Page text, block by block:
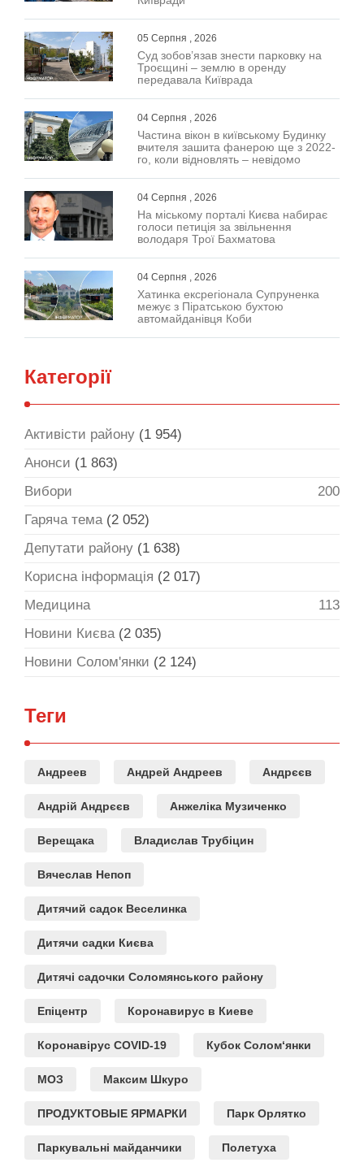
05 Серпня , 2026
Суд зобов’язав знести парковку на
Троєщині – землю в оренду
передавала Київрада
04 Серпня , 2026
Частина вікон в київському Будинку
вчителя зашита фанерою ще з 2022-
го, коли відновлять – невідомо
04 Серпня , 2026
На міському порталі Києва набирає
голоси петиція за звільнення
володаря Трої Бахматова
04 Серпня , 2026
Хатинка ексрегіонала Супруненка
межує з Піратською бухтою
автомайданівця Коби
Категорії
Активісти району (1 954)
Анонси (1 863)
Вибори
200
Гаряча тема(2 052)
Депутати району (1 638)
Корисна інформація (2 017)
Медицина
113
Новини Києва(2 035)
Новини Солом'янки (2 124)
Теги
Андреев Андрей Андреев Андрєєв
Андрій Андрєєв Анжеліка Музиченко
Верещака Владислав Трубіцин
Вячеслав Непоп
Дитячий садок Веселинка
Дитячи садки Києва
Дитячі садочки Соломянського району
Епіцентр Коронавирус в Киеве
Коронавірус COVID-19 Кубок Солом‘янки
МОЗ Максим Шкуро
ПРОДУКТОВЫЕ ЯРМАРКИ Парк Орлятко
Паркувальні майданчики Полетуха